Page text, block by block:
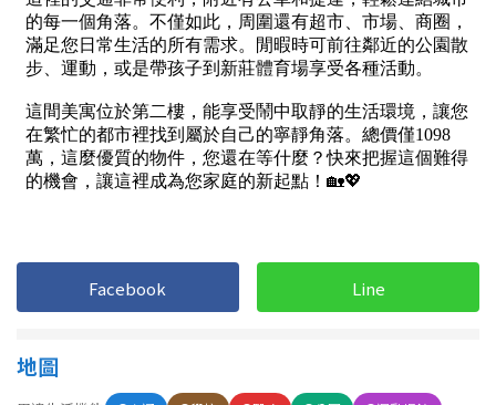
屏東縣
花蓮縣
金門連江
樓層
不拘
地下室
1樓 2樓
5~10樓 11~20樓
Facebook Line
地圖